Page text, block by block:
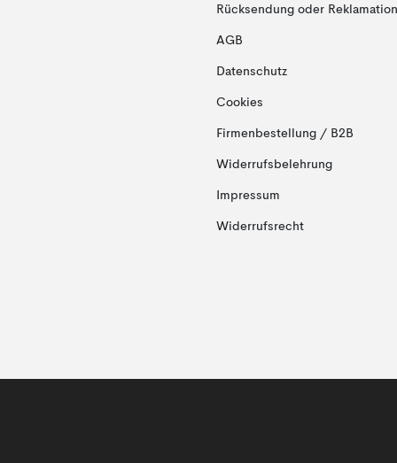
Rücksendung oder
AGB
Datenschutz
Cookies
Firmenbestellung / B2B
Widerrufsbelehrung
Impressum
Widerrufsrecht